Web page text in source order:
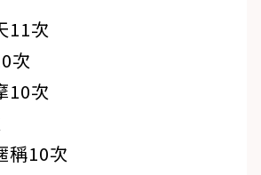
11次
次
10次
稱10次